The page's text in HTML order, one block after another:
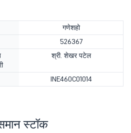
गणेशहो
526367
श्री. शेखर पटेल
INE460C01014
स्टॉक